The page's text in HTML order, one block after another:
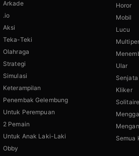
Arkade
.io
Aksi
Teka-Teki
Olahraga
Strategi
Simulasi
Keterampilan
Penembak Gelembung
Untuk Perempuan
2 Pemain
Untuk Anak Laki-Laki
Obby
Horor
Mobil
Lucu
Ular
Senjata
Kliker
Solitaire
Semua